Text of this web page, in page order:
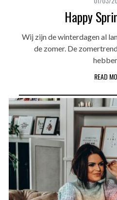
Happy
Wij zijn de winterdagen al
de zomer. De
READ